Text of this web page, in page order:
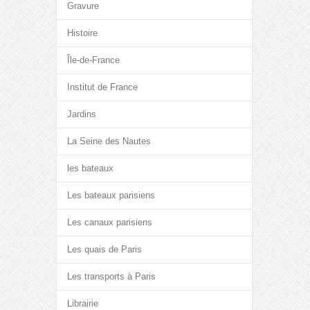
Gravure
Histoire
Île-de-France
Institut de France
Jardins
La Seine des Nautes
les bateaux
Les bateaux parisiens
Les canaux parisiens
Les quais de Paris
Les transports à Paris
Librairie